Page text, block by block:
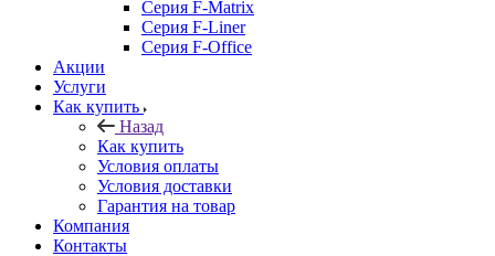
Серия F-Matrix
Серия F-Liner
Серия F-Office
Акции
Услуги
Как купить
Назад
Как купить
Условия оплаты
Условия доставки
Гарантия на товар
Компания
Контакты